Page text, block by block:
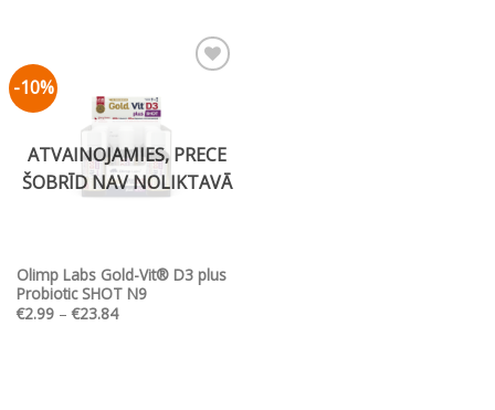
multiple
variants.
The
may
be
product
page
-10%
sarakstam
ATVAINOJAMIES, PRECE
ŠOBRĪD NAV NOLIKTAVĀ
Olimp Labs Gold-Vit® D3 plus
Probiotic SHOT N9
€2.99 – €23.84Price
range: